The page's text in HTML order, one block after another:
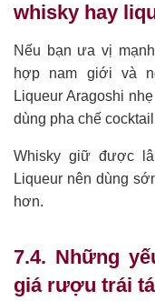
whisky hay
Nếu bạn ưa vị
hợp nam giới và
Liqueur Aragoshi
dùng pha chế
Whisky giữ được
Liqueur nên dùng
hơn.
7.4. Những
giá rượu trái